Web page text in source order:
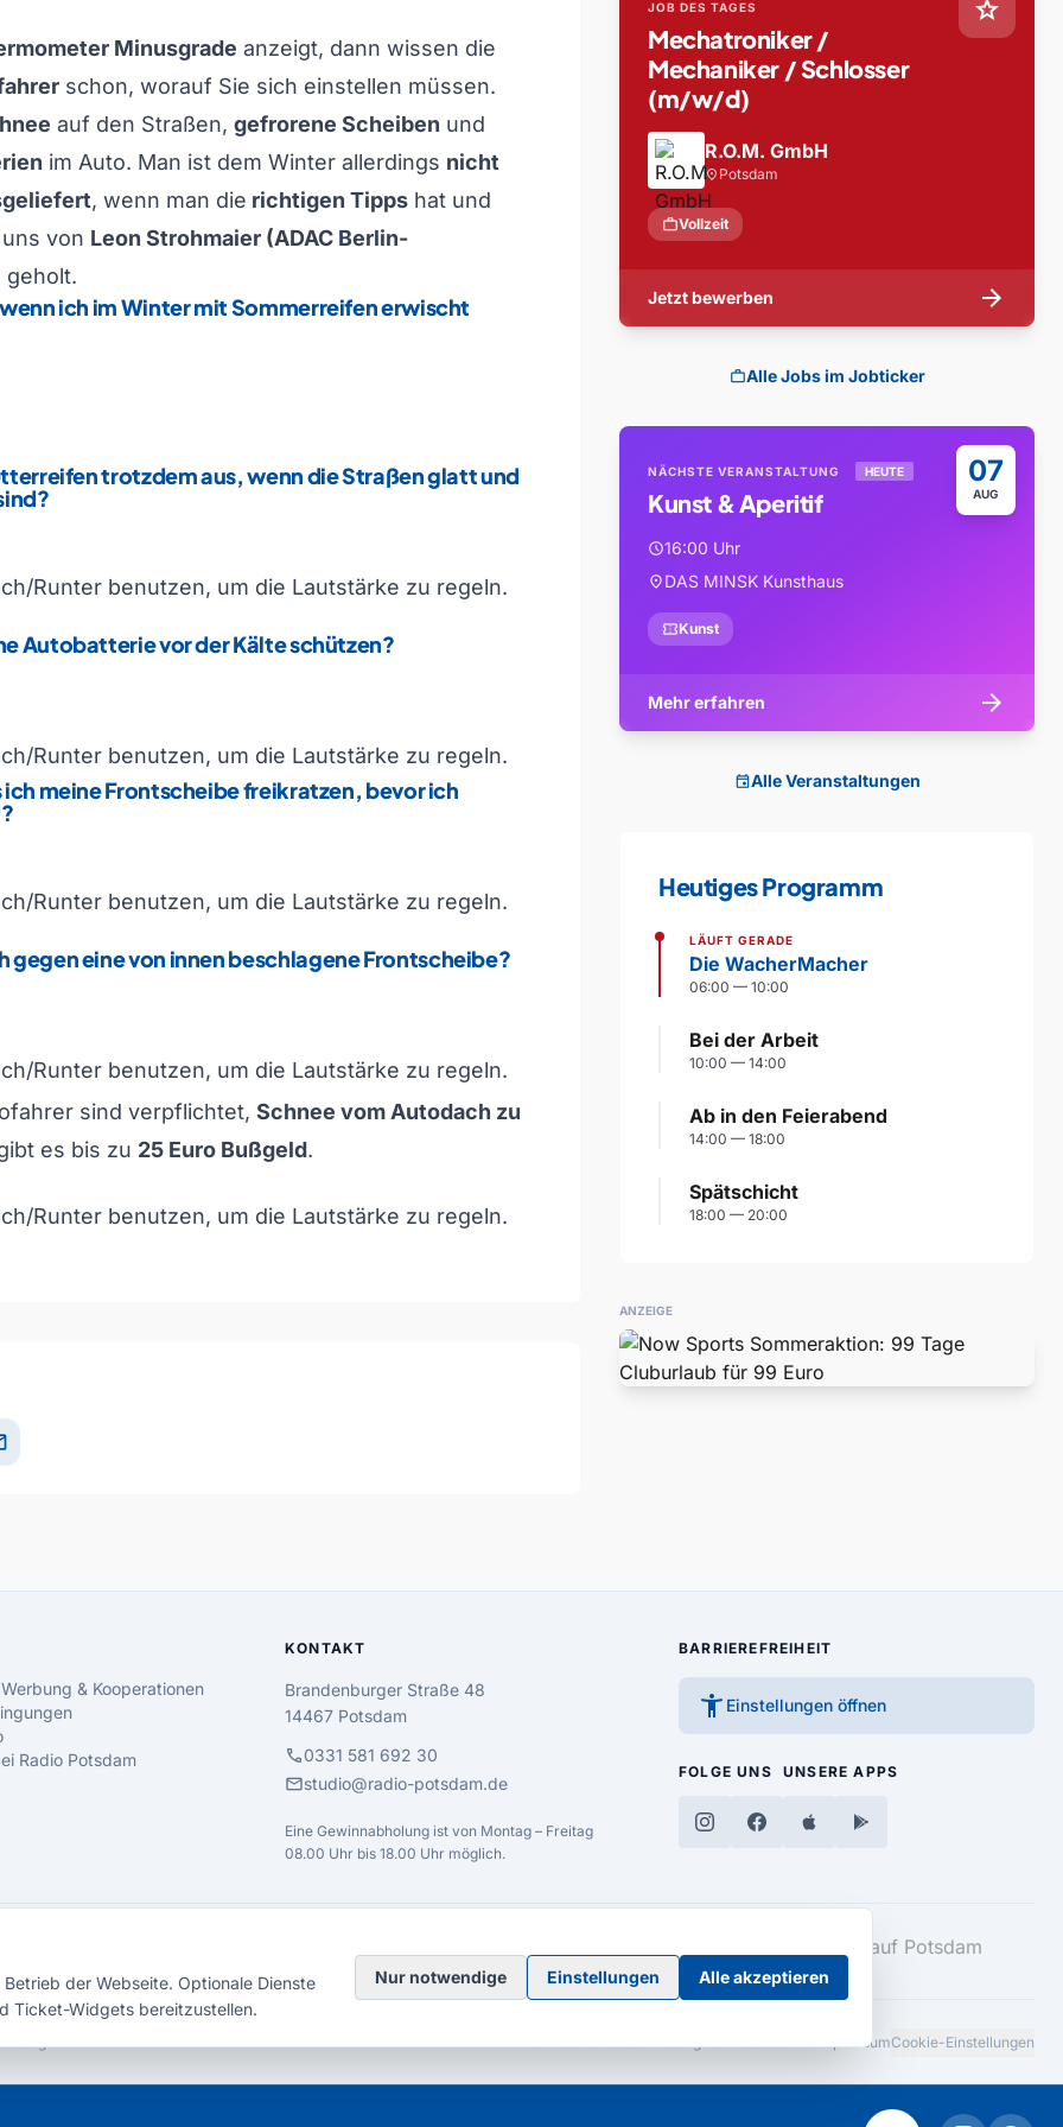
Minusgrade anzeigt, dann wissen die
schon, worauf Sie sich einstellen müssen.
auf den Straßen, gefrorene Scheiben und
im Auto. Man ist dem Winter allerdings nicht
, wenn man die richtigen Tipps hat und
von Leon Strohmaier (ADAC Berlin-
geholt.
ich im Winter mit Sommerreifen erwischt
Runter benutzen, um die Lautstärke zu regeln.
trotzdem aus, wenn die Straßen glatt und
Runter benutzen, um die Lautstärke zu regeln.
Autobatterie vor der Kälte schützen?
Runter benutzen, um die Lautstärke zu regeln.
ich meine Frontscheibe freikratzen, bevor ich
Runter benutzen, um die Lautstärke zu regeln.
gegen eine von innen beschlagene Frontscheibe?
Runter benutzen, um die Lautstärke zu regeln.
sind verpflichtet, Schnee vom Autodach zu
es bis zu 25 Euro Bußgeld.
star
JOB DES TAGES
Mechatroniker /
Mechaniker / Schlosser
(m/w/d)
R.O.M. GmbH
location_on Potsdam
workVollzeit
Jetzt bewerben arrow_forward
workAlle Jobs im Jobticker
07
AUG
NÄCHSTE VERANSTALTUNG HEUTE
Kunst & Aperitif
schedule16:00 Uhr
location_onDAS MINSK Kunsthaus
confirmation_numberKunst
Mehr erfahren arrow_forward
eventAlle Veranstaltungen
Heutiges Programm
LÄUFT GERADE
Die WacherMacher
06:00 — 10:00
Bei der Arbeit
10:00 — 14:00
Ab in den Feierabend
14:00 — 18:00
Spätschicht
18:00 — 20:00
ANZEIGE
& Kooperationen
Radio Potsdam
KONTAKT
Brandenburger Straße 48
14467 Potsdam
call0331 581 692 30
mailstudio@radio-potsdam.de
Eine Gewinnabholung ist von Montag – Freitag
08.00 Uhr bis 18.00 Uhr möglich.
BARRIEREFREIHEIT
accessibility_new Einstellungen öffnen
FOLGE UNS UNSERE APPS
BarrierefreiheitserklärungAGBDatenschutzImpressumCookie-Einstellungen
der Webseite. Optionale Dienste
Ticket-Widgets bereitzustellen.
Nur notwendige Einstellungen Alle akzeptieren